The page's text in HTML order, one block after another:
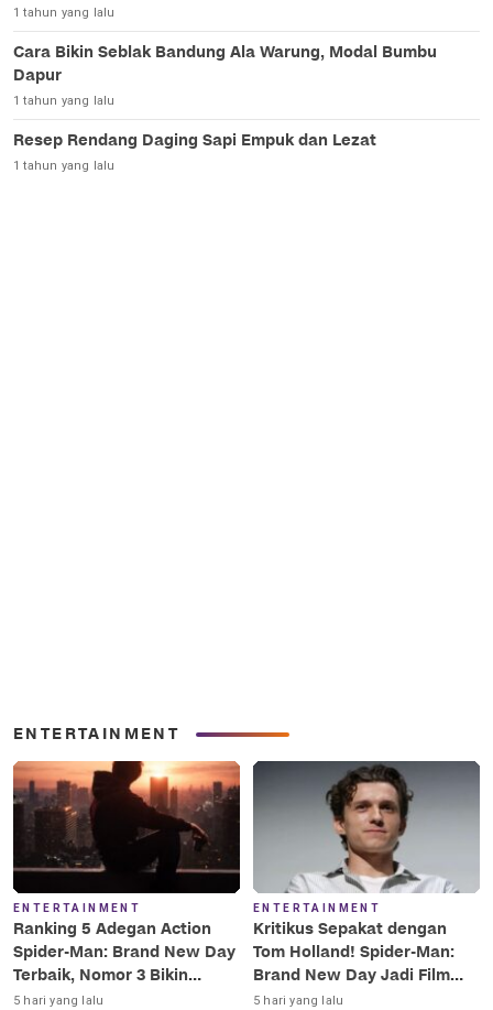
1 tahun yang lalu
Cara Bikin Seblak Bandung Ala Warung, Modal Bumbu
Dapur
1 tahun yang lalu
Resep Rendang Daging Sapi Empuk dan Lezat
1 tahun yang lalu
ENTERTAINMENT
ENTERTAINMENT
Ranking 5 Adegan Action
Spider-Man: Brand New Day
Terbaik, Nomor 3 Bikin
Terkesima!
5 hari yang lalu
ENTERTAINMENT
Kritikus Sepakat dengan
Tom Holland! Spider-Man:
Brand New Day Jadi Film
Terbaik Era MCU
5 hari yang lalu